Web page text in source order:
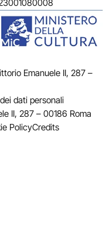
Emanuele II, 287 –
dati personali
II, 287 – 00186 Roma
PolicyCredits